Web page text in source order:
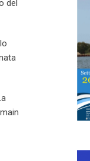
del